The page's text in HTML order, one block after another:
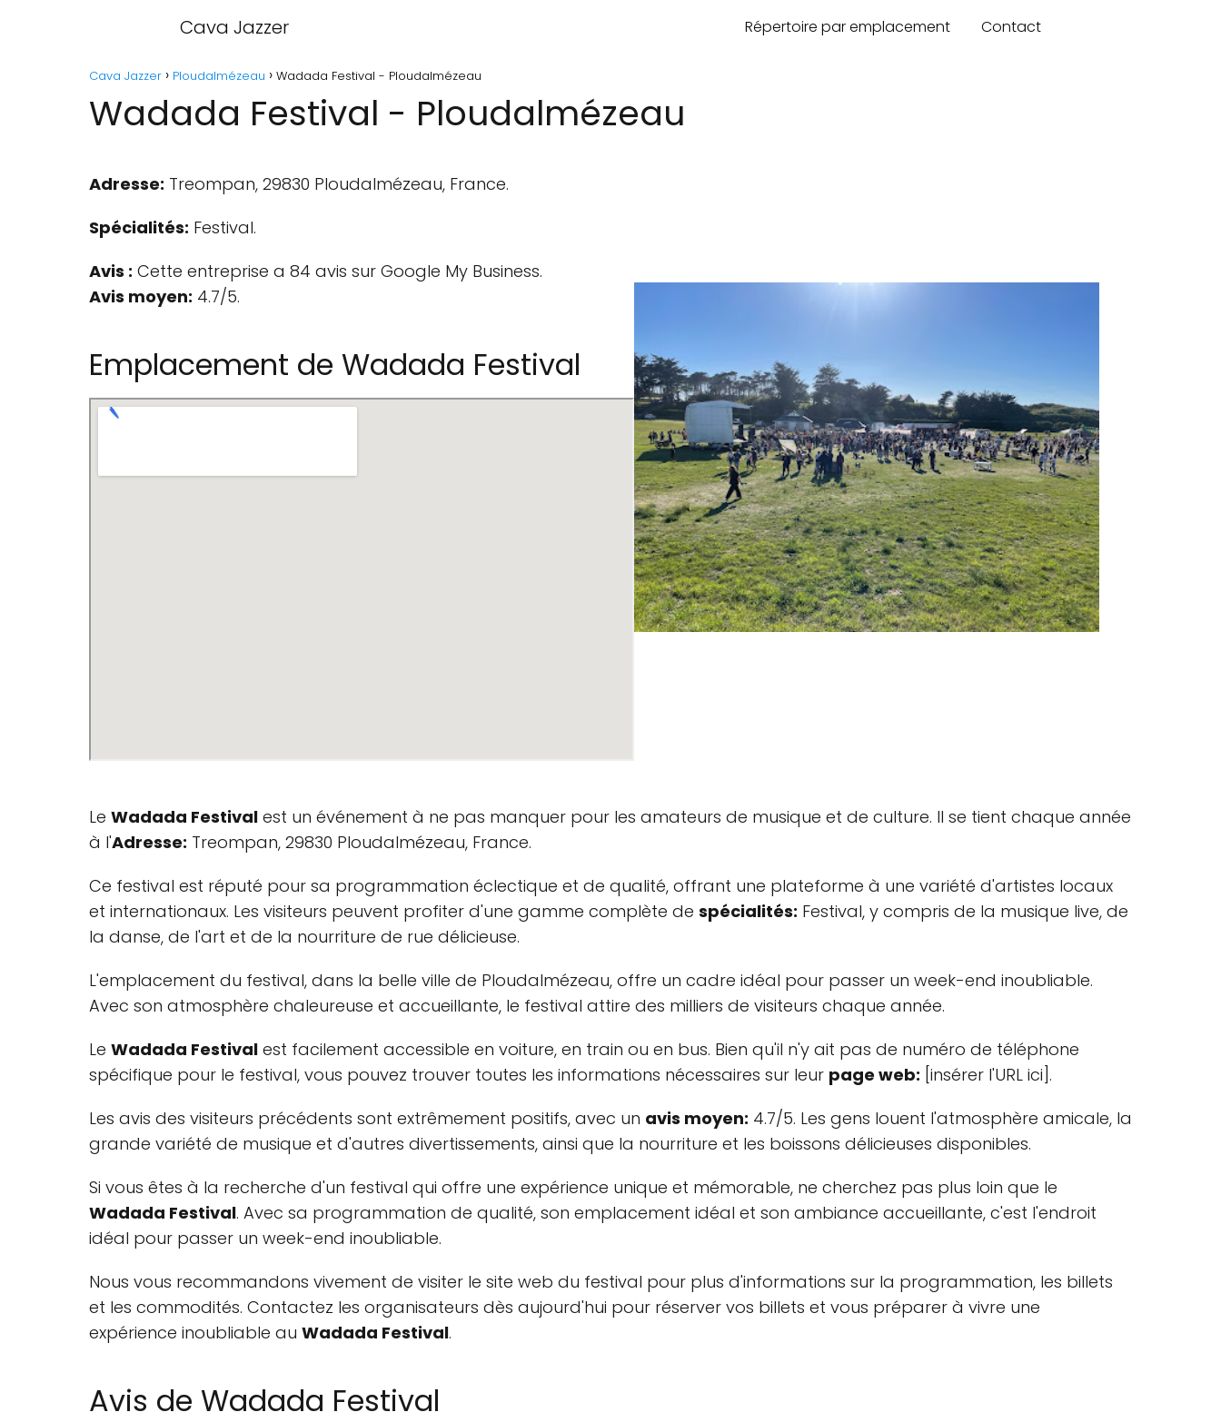
Cava Jazzer Répertoire par emplacement Contact
Cava Jazzer Ploudalmézeau Wadada Festival - Ploudalmézeau
Wadada Festival - Ploudalmézeau
Adresse: Treompan, 29830 Ploudalmézeau, France.
Spécialités: Festival.
Avis : Cette entreprise a 84 avis sur Google My Business.
Avis moyen: 4.7/5.
Emplacement de Wadada Festival
Le Wadada Festival est un événement à ne pas manquer pour les amateurs de musique et de culture. Il se tient chaque année
à l'Adresse: Treompan, 29830 Ploudalmézeau, France.
Ce festival est réputé pour sa programmation éclectique et de qualité, offrant une plateforme à une variété d'artistes locaux
et internationaux. Les visiteurs peuvent profiter d'une gamme complète de spécialités: Festival, y compris de la musique live, de
la danse, de l'art et de la nourriture de rue délicieuse.
L'emplacement du festival, dans la belle ville de Ploudalmézeau, offre un cadre idéal pour passer un week-end inoubliable.
Avec son atmosphère chaleureuse et accueillante, le festival attire des milliers de visiteurs chaque année.
Le Wadada Festival est facilement accessible en voiture, en train ou en bus. Bien qu'il n'y ait pas de numéro de téléphone
spécifique pour le festival, vous pouvez trouver toutes les informations nécessaires sur leur page web: [insérer l'URL ici].
Les avis des visiteurs précédents sont extrêmement positifs, avec un avis moyen: 4.7/5. Les gens louent l'atmosphère amicale, la
grande variété de musique et d'autres divertissements, ainsi que la nourriture et les boissons délicieuses disponibles.
Si vous êtes à la recherche d'un festival qui offre une expérience unique et mémorable, ne cherchez pas plus loin que le
Wadada Festival. Avec sa programmation de qualité, son emplacement idéal et son ambiance accueillante, c'est l'endroit
idéal pour passer un week-end inoubliable.
Nous vous recommandons vivement de visiter le site web du festival pour plus d'informations sur la programmation, les billets
et les commodités. Contactez les organisateurs dès aujourd'hui pour réserver vos billets et vous préparer à vivre une
expérience inoubliable au Wadada Festival.
Avis de Wadada Festival